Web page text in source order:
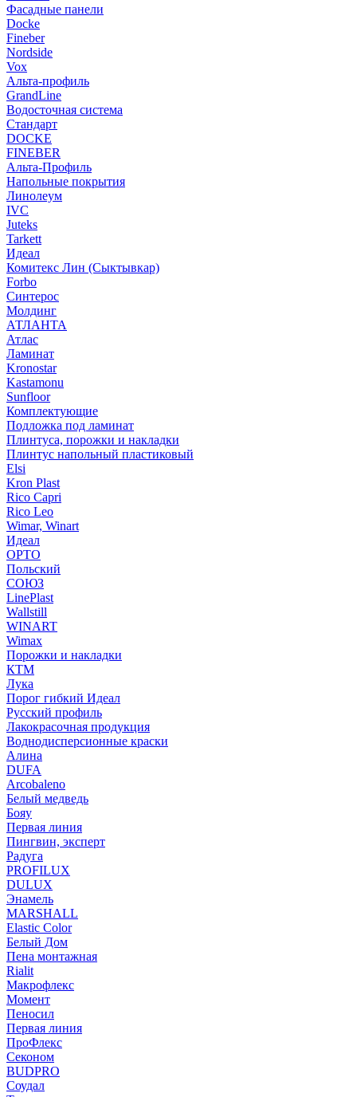
Фасадные панели
Docke
Fineber
Nordside
Vox
Альта-профиль
GrandLine
Водосточная система
Стандарт
DOCKE
FINEBER
Альта-Профиль
Напольные покрытия
Линолеум
IVC
Juteks
Tarkett
Идеал
Комитекс Лин (Сыктывкар)
Forbo
Синтерос
Молдинг
АТЛАНТА
Атлас
Ламинат
Kronostar
Kastamonu
Sunfloor
Комплектующие
Подложка под ламинат
Плинтуса, порожки и накладки
Плинтус напольный пластиковый
Elsi
Kron Plast
Rico Capri
Rico Leo
Wimar, Winart
Идеал
ОРТО
Польский
СОЮЗ
LinePlast
Wallstill
WINART
Wimax
Порожки и накладки
КТМ
Лука
Порог гибкий Идеал
Русский профиль
Лакокрасочная продукция
Воднодисперсионные краски
Алина
DUFA
Arcobaleno
Белый медведь
Бояу
Первая линия
Пингвин, эксперт
Радуга
PROFILUX
DULUX
Энамель
MARSHALL
Elastic Color
Белый Дом
Пена монтажная
Rialit
Макрофлекс
Момент
Пеносил
Первая линия
ПроФлекс
Секоном
BUDPRO
Соудал